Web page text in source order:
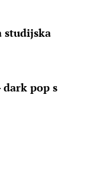
studijska
dark pop s